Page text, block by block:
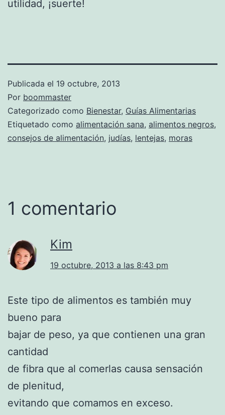
utilidad, ¡suerte!
Publicada el 19 octubre, 2013
Por boommaster
Categorizado como Bienestar, Guías Alimentarias
Etiquetado como alimentación sana, alimentos negros,
consejos de alimentación, judías, lentejas, moras
1 comentario
Kim
19 octubre, 2013 a las 8:43 pm
Este tipo de alimentos es también muy
bueno para
bajar de peso, ya que contienen una gran
cantidad
de fibra que al comerlas causa sensación
de plenitud,
evitando que comamos en exceso.